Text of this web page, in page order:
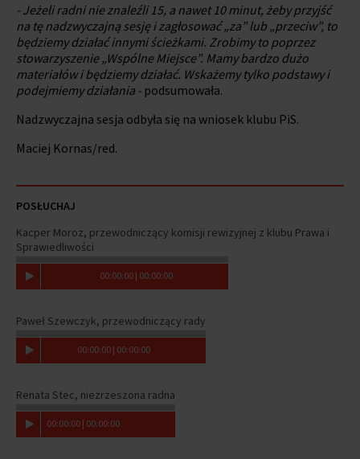
- Jeżeli radni nie znaleźli 15, a nawet 10 minut, żeby przyjść
na tę nadzwyczajną sesję i zagłosować „za” lub „przeciw”, to
będziemy działać innymi ścieżkami. Zrobimy to poprzez
stowarzyszenie „Wspólne Miejsce”. Mamy bardzo dużo
materiałów i będziemy działać. Wskażemy tylko podstawy i
podejmiemy działania - podsumowała.
Nadzwyczajna sesja odbyła się na wniosek klubu PiS.
Maciej Kornas/red.
POSŁUCHAJ
Kacper Moroz, przewodniczący komisji rewizyjnej z klubu Prawa i
Sprawiedliwości
00:00:00 | 00:00:00
Paweł Szewczyk, przewodniczący rady
00:00:00 | 00:00:00
Renata Stec, niezrzeszona radna
00:00:00 | 00:00:00